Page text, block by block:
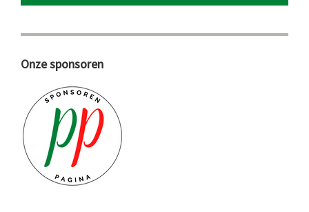
Onze sponsoren